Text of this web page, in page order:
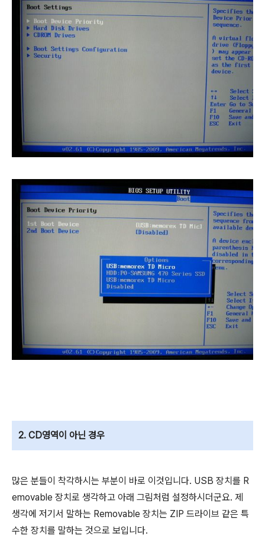
2. CD영역이 아닌 경우
많은 분들이 착각하시는 부분이 바로 이것입니다. USB 장치를 R
emovable 장치로 생각하고 아래 그림처럼 설정하시더군요. 제
생각에 저기서 말하는 Removable 장치는 ZIP 드라이브 같은 특
수한 장치를 말하는 것으로 보입니다.